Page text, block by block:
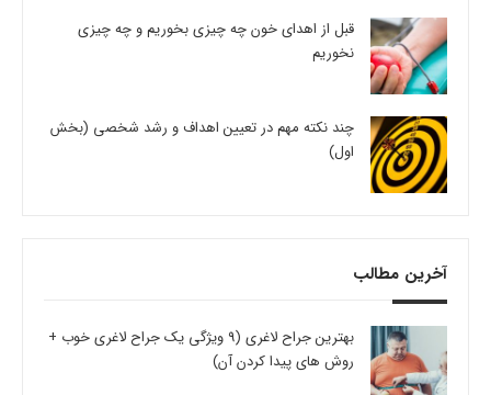
قبل از اهدای خون چه چیزی بخوریم و چه چیزی
نخوریم
چند نکته مهم در تعیین اهداف و رشد شخصی (بخش
اول)
آخرین مطالب
بهترین جراح لاغری (9 ویژگی یک جراح لاغری خوب +
روش های پیدا کردن آن)